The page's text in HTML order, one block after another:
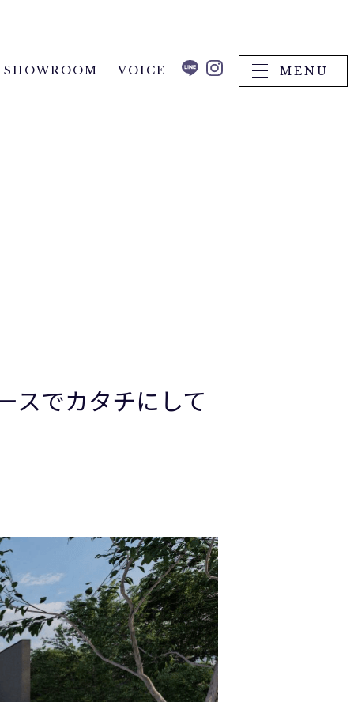
SHOWROOM VOICE MENU
スでカタチにして